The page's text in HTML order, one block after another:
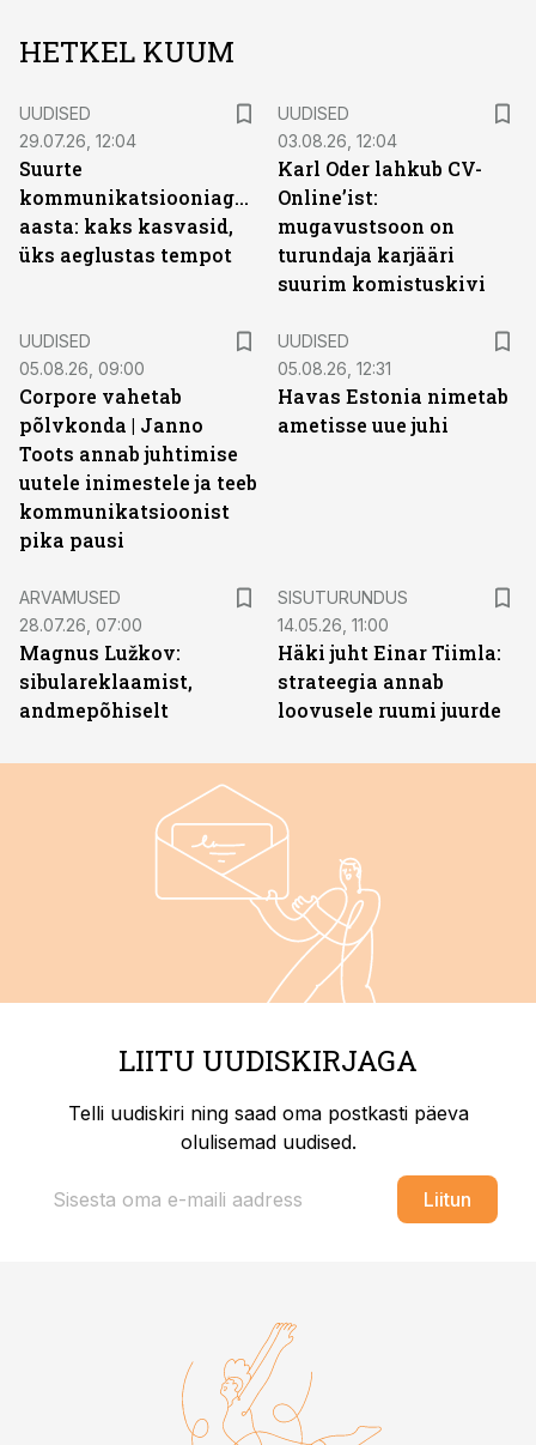
HETKEL KUUM
UUDISED
29.07.26, 12:04
Suurte
kommunikatsiooniagentuuride
aasta: kaks kasvasid,
üks aeglustas tempot
UUDISED
03.08.26, 12:04
Karl Oder lahkub CV-
Online’ist:
mugavustsoon on
turundaja karjääri
suurim komistuskivi
UUDISED
05.08.26, 09:00
Corpore vahetab
põlvkonda | Janno
Toots annab juhtimise
uutele inimestele ja teeb
kommunikatsioonist
pika pausi
UUDISED
05.08.26, 12:31
Havas Estonia nimetab
ametisse uue juhi
ARVAMUSED
28.07.26, 07:00
Magnus Lužkov:
sibulareklaamist,
andmepõhiselt
SISUTURUNDUS
14.05.26, 11:00
Häki juht Einar Tiimla:
strateegia annab
loovusele ruumi juurde
LIITU UUDISKIRJAGA
Telli uudiskiri ning saad oma postkasti päeva
olulisemad uudised.
Liitun